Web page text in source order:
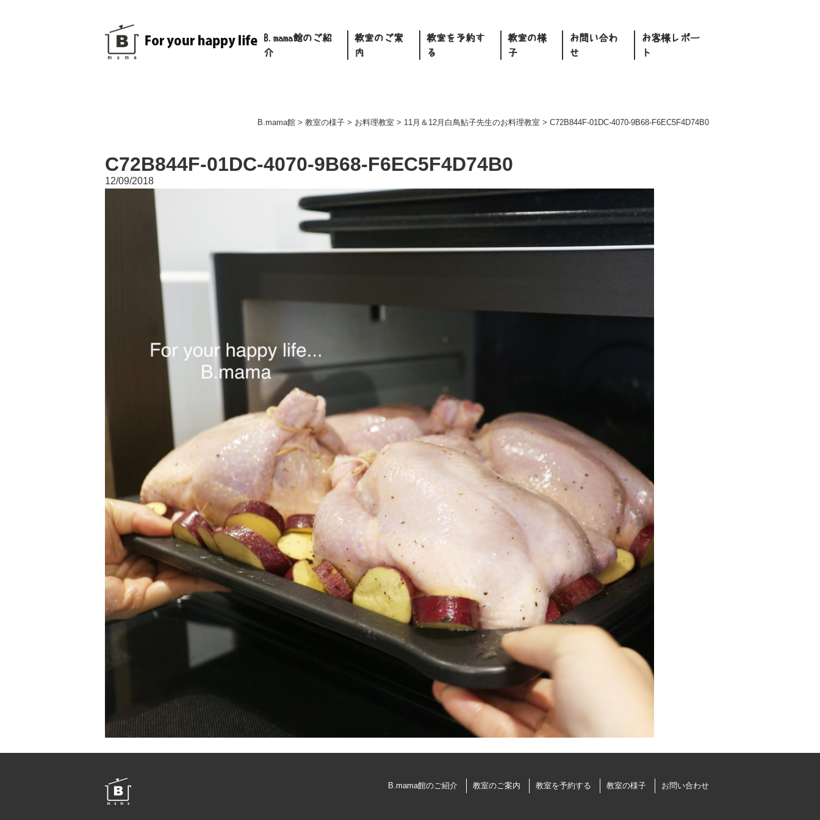
B.mama館のご紹
介
教室のご案
内
教室を予約す
る
教室の様
子
お問い合わ
せ
お客様レポー
ト
B.mama館 > 教室の様子 > お料理教室 > 11月＆12月白鳥鮎子先生のお料理教室 > C72B844F-01DC-4070-9B68-F6EC5F4D74B0
C72B844F-01DC-4070-9B68-F6EC5F4D74B0
12/09/2018
B.mama館のご紹介 教室のご案内 教室を予約する 教室の様子 お問い合わせ